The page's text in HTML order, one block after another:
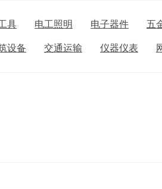
具 电工照明 电子器件 五
设备 交通运输 仪器仪表